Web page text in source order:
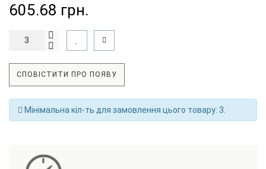
605.68 грн.
СПОВІСТИТИ ПРО ПОЯВУ
Мінімальна кіл-ть для замовлення цього товару: 3.